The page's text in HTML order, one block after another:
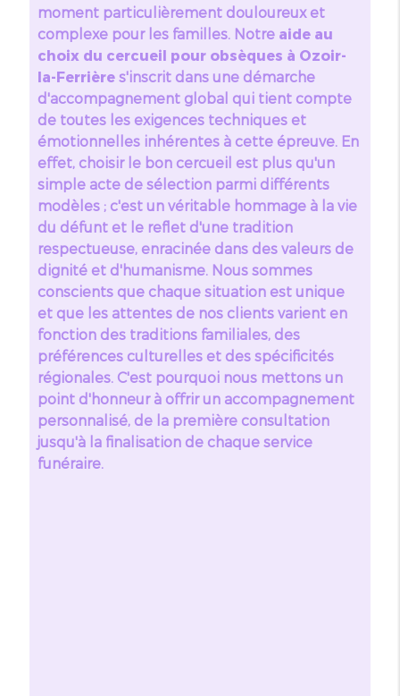
moment particulièrement douloureux et
complexe pour les familles. Notre aide au
choix du cercueil pour obsèques à Ozoir-
la-Ferrières'inscrit dans une démarche
d'accompagnement global qui tient compte
de toutes les exigences techniques et
émotionnelles inhérentes à cette épreuve. En
effet, choisir le bon cercueil est plus qu'un
simple acte de sélection parmi différents
modèles ; c'est un véritable hommage à la vie
du défunt et le reflet d'une tradition
respectueuse, enracinée dans des valeurs de
dignité et d'humanisme. Nous sommes
conscients que chaque situation est unique
et que les attentes de nos clients varient en
fonction des traditions familiales, des
préférences culturelles et des spécificités
régionales. C'est pourquoi nous mettons un
point d'honneur à offrir un accompagnement
personnalisé, de la première consultation
jusqu'à la finalisation de chaque service
funéraire.